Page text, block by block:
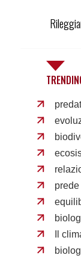
prede
Il